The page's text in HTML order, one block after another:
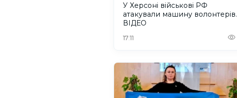
У Херсоні військові РФ
атакували машину волонтерів.
ВІДЕО
17:11